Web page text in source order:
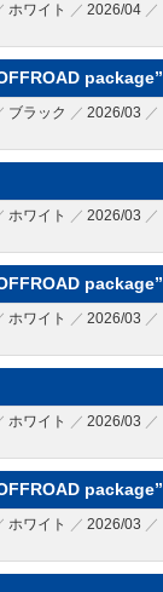
ホワイト
2026/04
package”
ブラック
2026/03
ホワイト
2026/03
package”
ホワイト
2026/03
ホワイト
2026/03
package”
ホワイト
2026/03